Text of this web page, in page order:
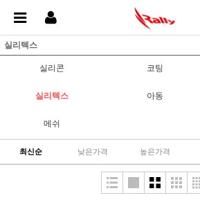
실리텍스
실리콘 코팅
실리텍스 아동
메쉬
최신순 낮은가격 높은가격